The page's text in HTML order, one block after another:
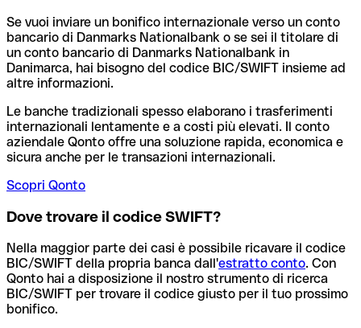
Se vuoi inviare un bonifico internazionale verso un conto
bancario di Danmarks Nationalbank o se sei il titolare di
un conto bancario di Danmarks Nationalbank in
Danimarca, hai bisogno del codice BIC/SWIFT insieme ad
altre informazioni.
Le banche tradizionali spesso elaborano i trasferimenti
internazionali lentamente e a costi più elevati. Il conto
aziendale Qonto offre una soluzione rapida, economica e
sicura anche per le transazioni internazionali.
Scopri Qonto
Dove trovare il codice SWIFT?
Nella maggior parte dei casi è possibile ricavare il codice
BIC/SWIFT della propria banca dall'estratto conto. Con
Qonto hai a disposizione il nostro strumento di ricerca
BIC/SWIFT per trovare il codice giusto per il tuo prossimo
bonifico.